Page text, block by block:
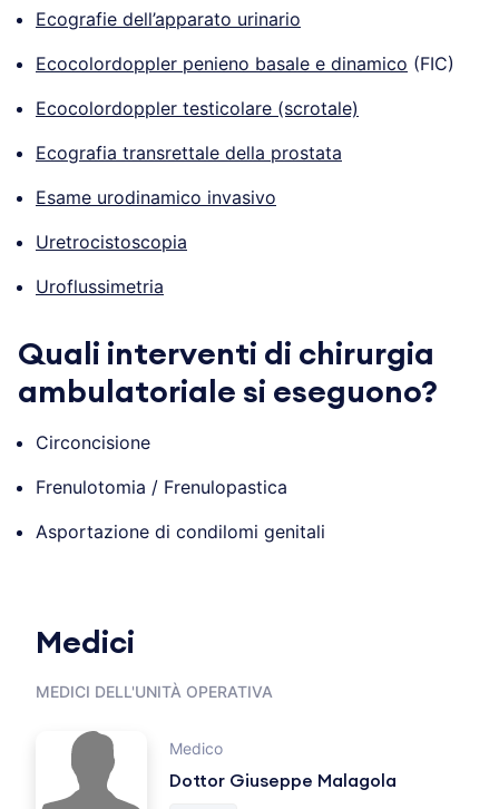
Ecografie dell’apparato urinario
Ecocolordoppler penieno basale e dinamico (FIC)
Ecocolordoppler testicolare (scrotale)
Ecografia transrettale della prostata
Esame urodinamico invasivo
Uretrocistoscopia
Uroflussimetria
Quali interventi di chirurgia
ambulatoriale si eseguono?
Circoncisione
Frenulotomia / Frenulopastica
Asportazione di condilomi genitali
Medici
MEDICI DELL'UNITÀ OPERATIVA
Medico
Dottor Giuseppe Malagola